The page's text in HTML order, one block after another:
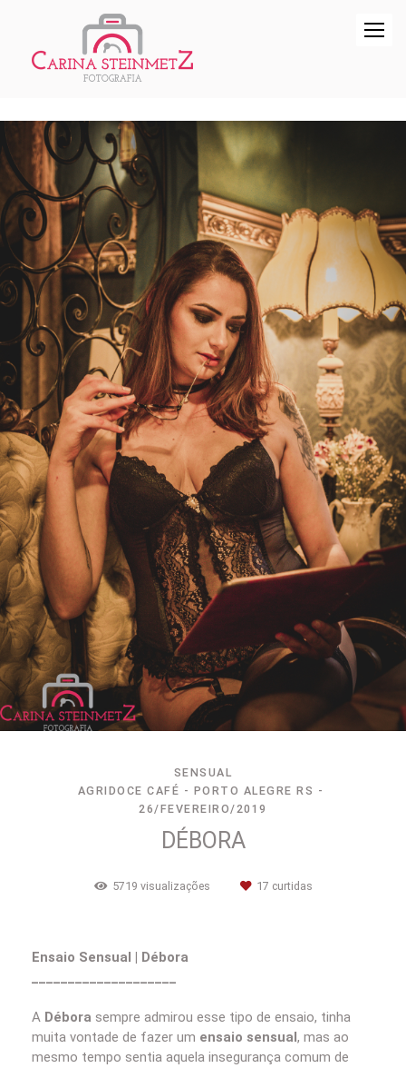
SENSUAL
AGRIDOCE CAFÉ - PORTO ALEGRE RS
26/FEVEREIRO/2019
DÉBORA
5719 visualizações 17 curtidas
Ensaio Sensual | Débora
A Débora sempre admirou esse tipo de ensaio, tinha
muita vontade de fazer um ensaio sensual, mas ao
mesmo tempo sentia aquela insegurança comum de